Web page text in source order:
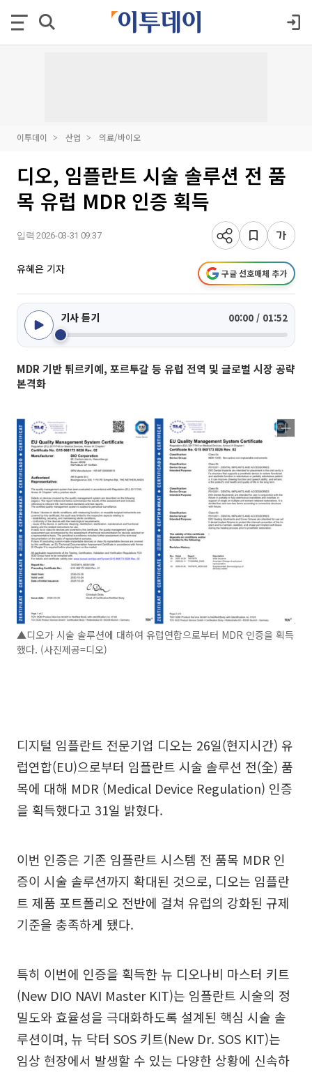
이투데이 산업 의료/바이오
디오, 임플란트 시술 솔루션 전 품
목 유럽 MDR 인증 획득
입력 2026-03-31 09:37
유혜은 기자 구글 선호매체 추가
기사 듣기 00:00 / 01:52
MDR 기반 튀르키예, 포르투갈 등 유럽 전역 및 글로벌 시장 공략
본격화
▲디오가 시술 솔루션에 대하여 유럽연합으로부터 MDR 인증을 획득
했다. (사진제공=디오)
디지털 임플란트 전문기업 디오는 26일(현지시간) 유
럽연합(EU)으로부터 임플란트 시술 솔루션 전(全) 품
목에 대해 MDR (Medical Device Regulation) 인증
을 획득했다고 31일 밝혔다.
이번 인증은 기존 임플란트 시스템 전 품목 MDR 인
증이 시술 솔루션까지 확대된 것으로, 디오는 임플란
트 제품 포트폴리오 전반에 걸쳐 유럽의 강화된 규제
기준을 충족하게 됐다.
특히 이번에 인증을 획득한 뉴 디오나비 마스터 키트
(New DIO NAVI Master KIT)는 임플란트 시술의 정
밀도와 효율성을 극대화하도록 설계된 핵심 시술 솔
루션이며, 뉴 닥터 SOS 키트(New Dr. SOS KIT)는
임상 현장에서 발생할 수 있는 다양한 상황에 신속하